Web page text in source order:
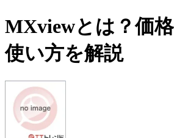
MXviewとは？価
使い方を解説